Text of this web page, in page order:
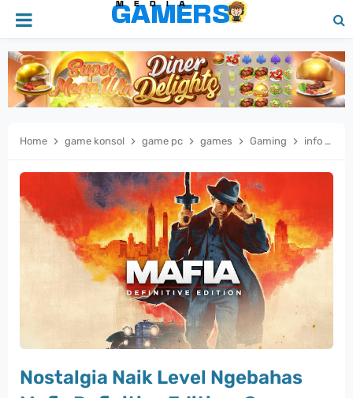
Home game konsol game pc games Gaming info
Nostalgia Naik Level Ngebahas